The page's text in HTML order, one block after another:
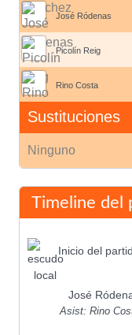
José Ródenas
Picolín Reig
Rino Costa
Sustituciones
Ninguno
Timeline del
Inicio del
José
Asist: Rino